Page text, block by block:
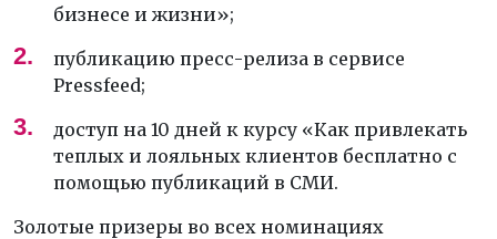
бизнесе и жизни»;
публикацию пресс-релиза в сервисе
Pressfeed;
доступ на 10 дней к курсу «Как привлекать
теплых и лояльных клиентов бесплатно с
помощью публикаций в СМИ.
Золотые призеры во всех номинациях